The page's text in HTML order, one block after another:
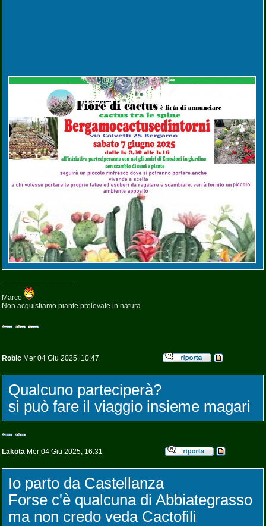
Marco
Non acquistiamo piante prelevate in natura
Robic Mer 04 Giu 2025, 10:47
Qualcuno parteciperà?
si può fare il viaggio insieme magari
Lakota Mer 04 Giu 2025, 16:31
Io parto da Castellanza
Forse c'è qualcuna di Abbiategrasso
ma non credo veda Cactofili